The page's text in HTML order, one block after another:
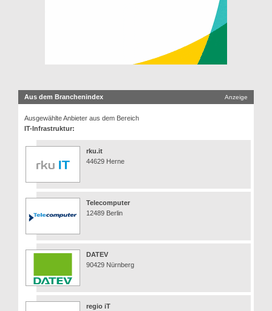
Aus dem Branchenindex Anzeige
Ausgewählte Anbieter aus dem Bereich
IT-Infrastruktur:
rku.it
44629 Herne
Telecomputer
12489 Berlin
DATEV
90429 Nürnberg
regio iT